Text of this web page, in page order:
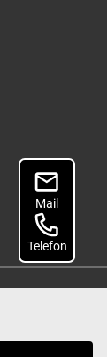
Mail
Telefon